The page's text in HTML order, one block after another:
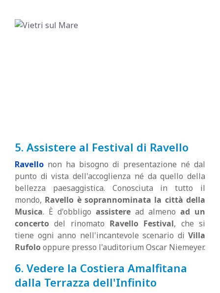
5. Assistere al Festival di Ravello
Ravello non ha bisogno di presentazione né dal
punto di vista dell'accoglienza né da quello della
bellezza paesaggistica. Conosciuta in tutto il
mondo, Ravello è soprannominata la città della
Musica. È d'obbligo assistere ad almeno ad un
concerto del rinomato Ravello Festival, che si
tiene ogni anno nell'incantevole scenario di Villa
Rufolooppure presso l'auditorium Oscar Niemeyer.
6. Vedere la Costiera Amalfitana
dalla Terrazza dell'Infinito